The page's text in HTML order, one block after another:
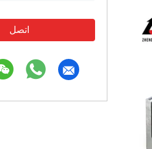
اتصل